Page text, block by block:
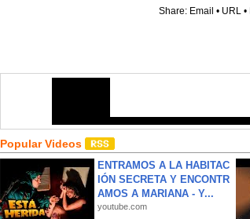
Share: Email • URL •
Popular Videos
ENTRAMOS A LA HABITAC
IÓN SECRETA Y ENCONTR
AMOS A MARIANA - Y...
youtube.com